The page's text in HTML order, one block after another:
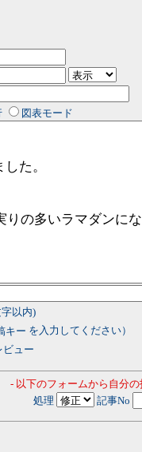
図表モード
以内)
を入力してください）
ビュー
- 以下のフォームから自分
処理
記事No